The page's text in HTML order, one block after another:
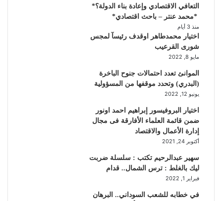
التعافي الاقتصادي وإعادة بناء الدولة؟*
*محمد عنتر – باحث اقتصادي*
منذ 3 أيام
اختيار محمدطاهر اوقدف رئيسآ لمجس
شورى القرعيب
مايو 8, 2022
الموانئ تعدد احتمالات جنوح الباخرة
(البدري) وتحدد موقفها من المسؤولية
يونيو 12, 2022
اختيار البروفيسور إبراهيم احمد اونور
ضمن قائمة العلماء الأفارقة فى مجال
إدارة الأعمال والاقتصاد
أكتوبر 24, 2021
سهير عبدالرحيم تكتب : سلسلة ضربت
ليك بالغلط : ترس الشمال.. قدام
فبراير 1, 2022
في خطابه للشعب السوداني.. البرهان